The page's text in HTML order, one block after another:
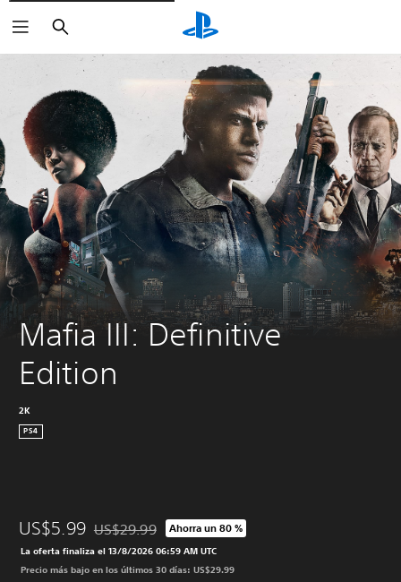
Buscar
Mafia III: Definitive
Edition
2K
PS4
US$5.99 Rebajado del precio original de US$29.99
US$29.99 Ahorra un 80 %
La oferta finaliza el 13/8/2026 06:59 AM UTC
Precio más bajo en los últimos 30 días: US$29.99